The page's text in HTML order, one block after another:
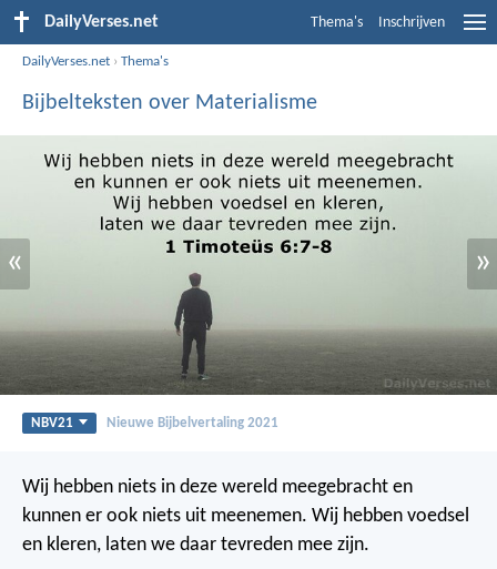
DailyVerses.net Thema's Inschrijven
DailyVerses.net ›Thema's
Bijbelteksten over Materialisme
« »
NBV21 Nieuwe Bijbelvertaling 2021
Wij hebben niets in deze wereld meegebracht en
kunnen er ook niets uit meenemen. Wij hebben voedsel
en kleren, laten we daar tevreden mee zijn.